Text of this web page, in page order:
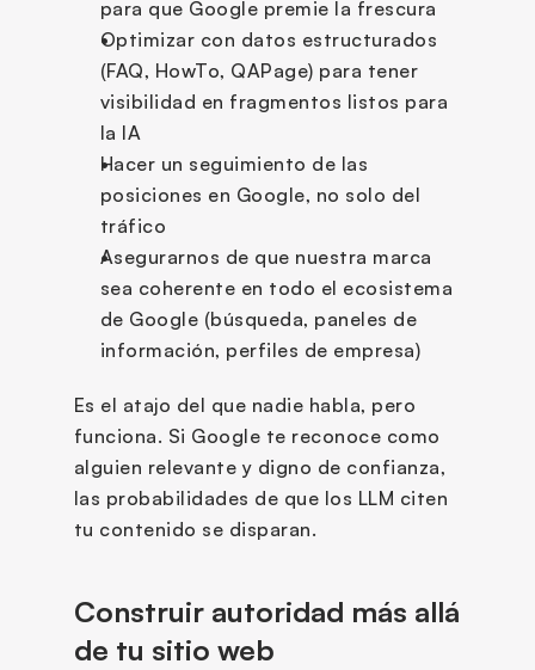
para que Google premie la frescura
Optimizar con datos estructurados
(FAQ, HowTo, QAPage) para tener
visibilidad en fragmentos listos para
la IA
Hacer un seguimiento de las
posiciones en Google, no solo del
tráfico
Asegurarnos de que nuestra marca
sea coherente en todo el ecosistema
de Google (búsqueda, paneles de
información, perfiles de empresa)
Es el atajo del que nadie habla, pero
funciona. Si Google te reconoce como
alguien relevante y digno de confianza,
las probabilidades de que los LLM citen
tu contenido se disparan.
Construir autoridad más allá
de tu sitio web